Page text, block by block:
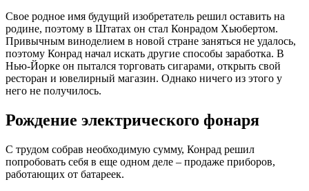
Свое родное имя будущий изобретатель решил оставить на
родине, поэтому в Штатах он стал Конрадом Хьюбертом.
Привычным виноделием в новой стране заняться не удалось,
поэтому Конрад начал искать другие способы заработка. В
Нью-Йорке он пытался торговать сигарами, открыть свой
ресторан и ювелирный магазин. Однако ничего из этого у
него не получилось.
Рождение электрического фонаря
С трудом собрав необходимую сумму, Конрад решил
попробовать себя в еще одном деле – продаже приборов,
работающих от батареек.